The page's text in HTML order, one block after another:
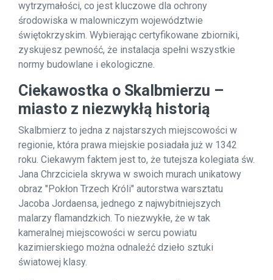
wytrzymałości, co jest kluczowe dla ochrony
środowiska w malowniczym województwie
świętokrzyskim. Wybierając certyfikowane zbiorniki,
zyskujesz pewność, że instalacja spełni wszystkie
normy budowlane i ekologiczne.
Ciekawostka o Skalbmierzu –
miasto z niezwykłą historią
Skalbmierz to jedna z najstarszych miejscowości w
regionie, która prawa miejskie posiadała już w 1342
roku. Ciekawym faktem jest to, że tutejsza kolegiata św.
Jana Chrzciciela skrywa w swoich murach unikatowy
obraz "Pokłon Trzech Króli" autorstwa warsztatu
Jacoba Jordaensa, jednego z najwybitniejszych
malarzy flamandzkich. To niezwykłe, że w tak
kameralnej miejscowości w sercu powiatu
kazimierskiego można odnaleźć dzieło sztuki
światowej klasy.